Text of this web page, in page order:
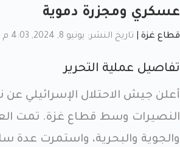
عسكري ومجزرة دموية
قطاع غزة تاريخ النشر: يونيو 8, 2024, 4:03 م
تفاصيل عملية التحرير
أعلن جيش الاحتلال الإسرائيلي
النصيرات وسط قطاع غزة. تمت
والجوية والبحرية، واستمرت عدة